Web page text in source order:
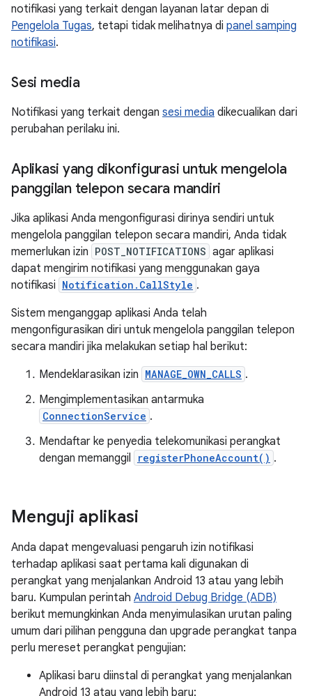
notifikasi yang terkait dengan layanan latar depan di
Pengelola Tugas, tetapi tidak melihatnya di panel samping
notifikasi.
Sesi media
Notifikasi yang terkait dengan sesi media dikecualikan dari
perubahan perilaku ini.
Aplikasi yang dikonfigurasi untuk mengelola
panggilan telepon secara mandiri
Jika aplikasi Anda mengonfigurasi dirinya sendiri untuk
mengelola panggilan telepon secara mandiri, Anda tidak
memerlukan izin POST_NOTIFICATIONS agar aplikasi
dapat mengirim notifikasi yang menggunakan gaya
notifikasi Notification.CallStyle .
Sistem menganggap aplikasi Anda telah
mengonfigurasikan diri untuk mengelola panggilan telepon
secara mandiri jika melakukan setiap hal berikut:
Mendeklarasikan izin MANAGE_OWN_CALLS .
Mengimplementasikan antarmuka
ConnectionService .
Mendaftar ke penyedia telekomunikasi perangkat
dengan memanggil
registerPhoneAccount() .
Menguji aplikasi
Anda dapat mengevaluasi pengaruh izin notifikasi
terhadap aplikasi saat pertama kali digunakan di
perangkat yang menjalankan Android 13 atau yang lebih
baru. Kumpulan perintah Android Debug Bridge (ADB)
berikut memungkinkan Anda menyimulasikan urutan paling
umum dari pilihan pengguna dan upgrade perangkat tanpa
perlu mereset perangkat pengujian:
Aplikasi baru diinstal di perangkat yang menjalankan
Android 13 atau yang lebih baru: